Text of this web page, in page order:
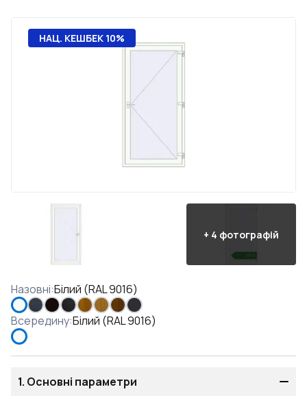
НАЦ. КЕШБЕК 10%
+ 4 фотографій
Назовні:Білий (RAL 9016)
Всередину:Білий (RAL 9016)
1. Основні параметри